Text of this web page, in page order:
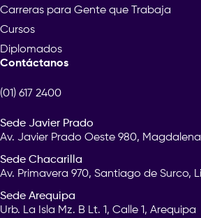
Carreras para Gente que Trabaja
Cursos
Diplomados
Contáctanos
(01) 617 2400
Sede Javier Prado
Av. Javier Prado Oeste 980,
Sede Chacarilla
Av. Primavera 970, Santiago de Surco,
Sede Arequipa
Urb. La Isla Mz. B Lt. 1, Calle 1, Arequipa